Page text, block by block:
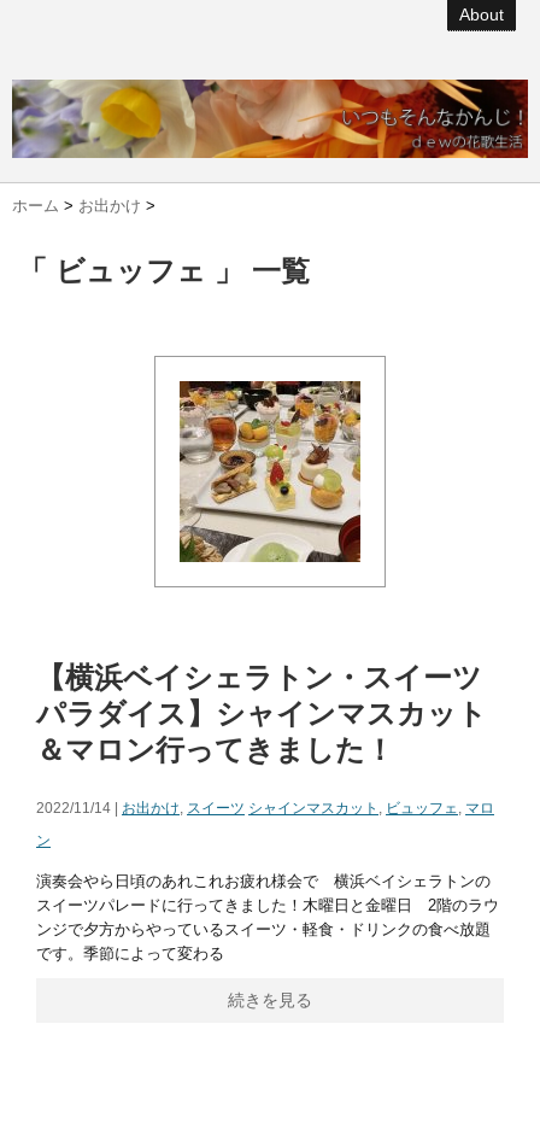
About
ホーム > お出かけ >
「 ビュッフェ 」 一覧
【横浜ベイシェラトン・スイーツ
パラダイス】シャインマスカット
＆マロン行ってきました！
2022/11/14 | お出かけ, スイーツ シャインマスカット , ビュッフェ, マロ
ン
演奏会やら日頃のあれこれお疲れ様会で 横浜ベイシェラトンの
スイーツパレードに行ってきました！木曜日と金曜日 2階のラウ
ンジで夕方からやっているスイーツ・軽食・ドリンクの食べ放題
です。季節によって変わる
続きを見る